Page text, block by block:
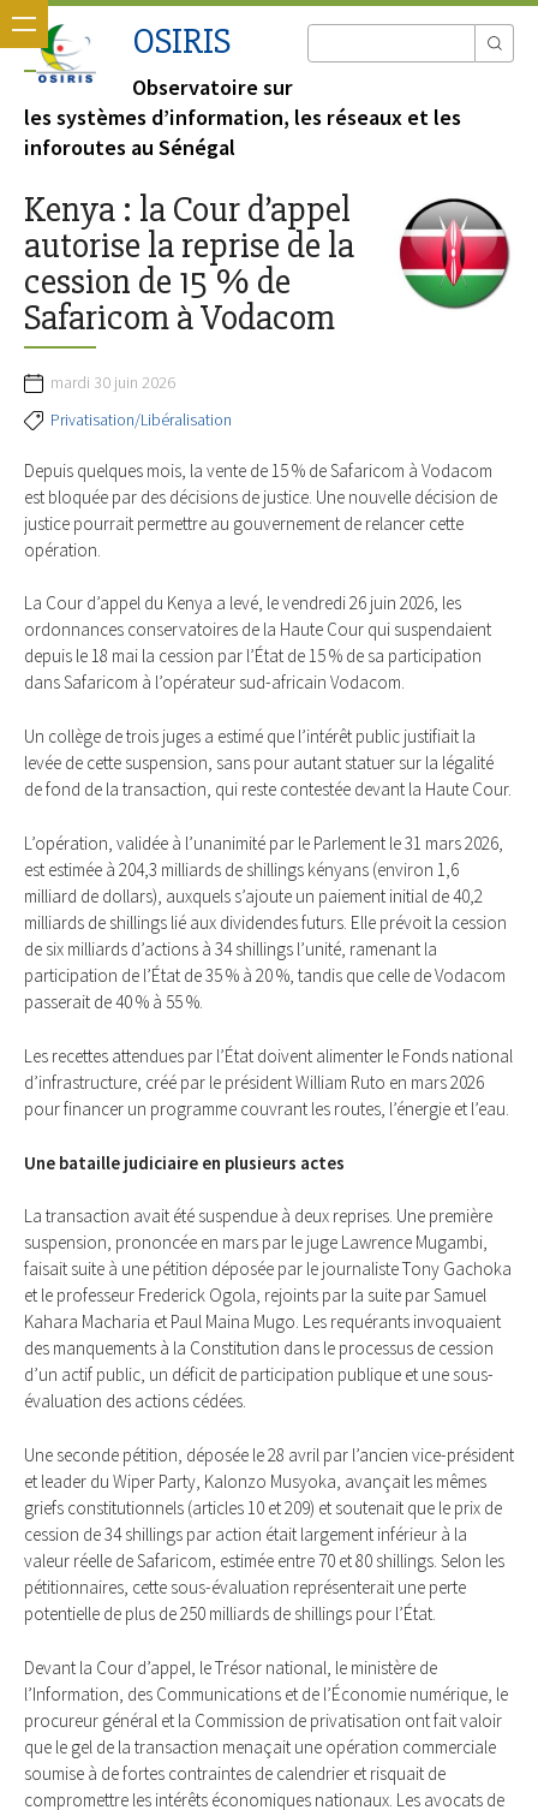
OSIRIS
Observatoire sur
les systèmes d’information, les réseaux et les
inforoutes au Sénégal
Kenya : la Cour d’appel
autorise la reprise de la
cession de 15 % de
Safaricom à Vodacom
mardi 30 juin 2026
Privatisation/Libéralisation
Depuis quelques mois, la vente de 15 % de Safaricom à Vodacom
est bloquée par des décisions de justice. Une nouvelle décision de
justice pourrait permettre au gouvernement de relancer cette
opération.
La Cour d’appel du Kenya a levé, le vendredi 26 juin 2026, les
ordonnances conservatoires de la Haute Cour qui suspendaient
depuis le 18 mai la cession par l’État de 15 % de sa participation
dans Safaricom à l’opérateur sud-africain Vodacom.
Un collège de trois juges a estimé que l’intérêt public justifiait la
levée de cette suspension, sans pour autant statuer sur la légalité
de fond de la transaction, qui reste contestée devant la Haute Cour.
L’opération, validée à l’unanimité par le Parlement le 31 mars 2026,
est estimée à 204,3 milliards de shillings kényans (environ 1,6
milliard de dollars), auxquels s’ajoute un paiement initial de 40,2
milliards de shillings lié aux dividendes futurs. Elle prévoit la cession
de six milliards d’actions à 34 shillings l’unité, ramenant la
participation de l’État de 35 % à 20 %, tandis que celle de Vodacom
passerait de 40 % à 55 %.
Les recettes attendues par l’État doivent alimenter le Fonds national
d’infrastructure, créé par le président William Ruto en mars 2026
pour financer un programme couvrant les routes, l’énergie et l’eau.
Une bataille judiciaire en plusieurs actes
La transaction avait été suspendue à deux reprises. Une première
suspension, prononcée en mars par le juge Lawrence Mugambi,
faisait suite à une pétition déposée par le journaliste Tony Gachoka
et le professeur Frederick Ogola, rejoints par la suite par Samuel
Kahara Macharia et Paul Maina Mugo. Les requérants invoquaient
des manquements à la Constitution dans le processus de cession
d’un actif public, un déficit de participation publique et une sous-
évaluation des actions cédées.
Une seconde pétition, déposée le 28 avril par l’ancien vice-président
et leader du Wiper Party, Kalonzo Musyoka, avançait les mêmes
griefs constitutionnels (articles 10 et 209) et soutenait que le prix de
cession de 34 shillings par action était largement inférieur à la
valeur réelle de Safaricom, estimée entre 70 et 80 shillings. Selon les
pétitionnaires, cette sous-évaluation représenterait une perte
potentielle de plus de 250 milliards de shillings pour l’État.
Devant la Cour d’appel, le Trésor national, le ministère de
l’Information, des Communications et de l’Économie numérique, le
procureur général et la Commission de privatisation ont fait valoir
que le gel de la transaction menaçait une opération commerciale
soumise à de fortes contraintes de calendrier et risquait de
compromettre les intérêts économiques nationaux. Les avocats de